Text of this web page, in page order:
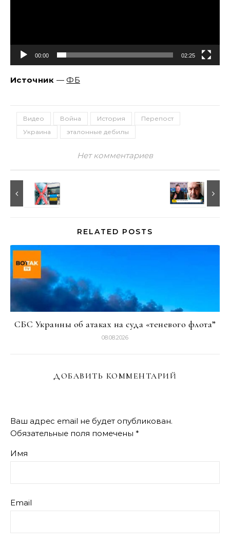
00:00 02:25
Источник — ФБ
Видео Война История
Перепост
Украина
эталонные дебилы
Нет комментариев
RELATED POSTS
СБС Украины об атаках на суда «теневого флота”
08.08.2026
ДОБАВИТЬ КОММЕНТАРИЙ
Ваш адрес email не будет опубликован.
Обязательные поля помечены *
Имя
Email